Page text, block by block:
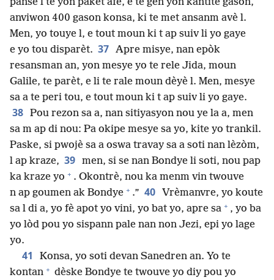
panse l te yon pakèt afè, e te gen yon kantite gason,
anviwon 400 gason konsa, ki te met ansanm avè l.
Men, yo touye l, e tout moun ki t ap suiv li yo gaye
e yo tou disparèt. 37 Apre misye, nan epòk
resansman an, yon mesye yo te rele Jida, moun
Galile, te parèt, e li te rale moun dèyè l. Men, mesye
sa a te peri tou, e tout moun ki t ap suiv li yo gaye.
38 Pou rezon sa a, nan sitiyasyon nou ye la a, men
sa m ap di nou: Pa okipe mesye sa yo, kite yo trankil.
Paske, si pwojè sa a oswa travay sa a soti nan lèzòm,
l ap kraze, 39 men, si se nan Bondye li soti, nou pap
ka kraze yo + . Okontrè, nou ka menm vin twouve
n ap goumen ak Bondye + .” 40
Vrèmanvre, yo koute
sa l di a, yo fè apot yo vini, yo bat yo, apre sa + , yo ba
yo lòd pou yo sispann pale nan non Jezi, epi yo lage
yo.
41
Konsa, yo soti devan Sanedren an. Yo te
kontan + dèske Bondye te twouve yo diy pou yo